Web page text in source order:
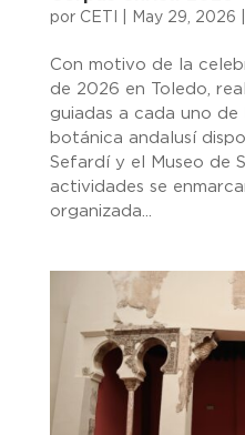
por CETI May 29, 2026
Con motivo de la
de 2026 en Toledo,
guiadas a cada uno de
botánica andalusí
Sefardí y el Museo de
actividades se
organizada...